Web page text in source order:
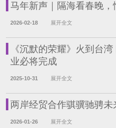
马年新声｜隔海看春晚，
2026-02-18 展开全文
《沉默的荣耀》火到台
业必将完成
2025-10-31 展开全文
两岸经贸合作骐骥驰骋未
2026-01-26 展开全文